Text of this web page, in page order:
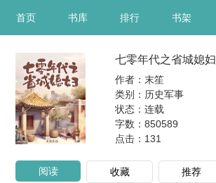
首页 书库 排行 书架
七零年代之省城媳妇
作者：末笙
类别：历史军事
状态：连载
字数：850589
点击： 131
阅读 收藏 推荐